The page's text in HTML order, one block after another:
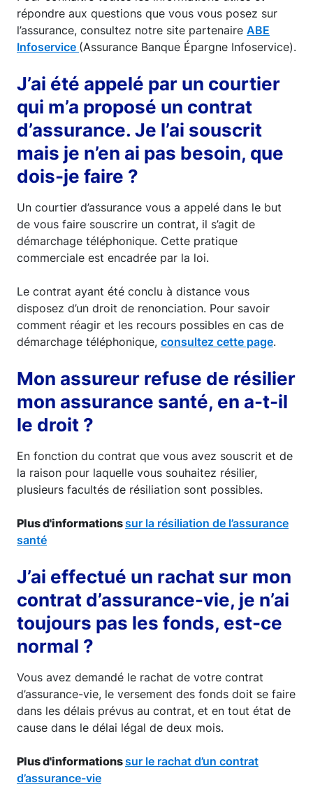
répondre aux questions que vous vous posez sur
l’assurance, consultez notre site partenaire ABE
Infoservice (Assurance Banque Épargne Infoservice).
J’ai été appelé par un courtier
qui m’a proposé un contrat
d’assurance. Je l’ai souscrit
mais je n’en ai pas besoin, que
dois-je faire ?
Un courtier d’assurance vous a appelé dans le but
de vous faire souscrire un contrat, il s’agit de
démarchage téléphonique. Cette pratique
commerciale est encadrée par la loi.
Le contrat ayant été conclu à distance vous
disposez d’un droit de renonciation. Pour savoir
comment réagir et les recours possibles en cas de
démarchage téléphonique, consultez cette page.
Mon assureur refuse de résilier
mon assurance santé, en a-t-il
le droit ?
En fonction du contrat que vous avez souscrit et de
la raison pour laquelle vous souhaitez résilier,
plusieurs facultés de résiliation sont possibles.
Plus d'informationssur la résiliation de l’assurance
santé
J’ai effectué un rachat sur mon
contrat d’assurance-vie, je n’ai
toujours pas les fonds, est-ce
normal ?
Vous avez demandé le rachat de votre contrat
d’assurance-vie, le versement des fonds doit se faire
dans les délais prévus au contrat, et en tout état de
cause dans le délai légal de deux mois.
Plus d'informationssur le rachat d’un contrat
d’assurance-vie